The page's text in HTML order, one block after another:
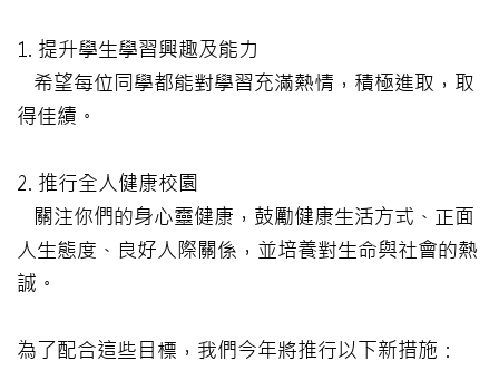
1. 提升學生學習興趣及能力
希望每位同學都能對學習充滿熱情，積極進取，取
得佳績。
2. 推行全人健康校園
關注你們的身心靈健康，鼓勵健康生活方式、正面
人生態度、良好人際關係，並培養對生命與社會的熱
誠。
為了配合這些目標，我們今年將推行以下新措施：